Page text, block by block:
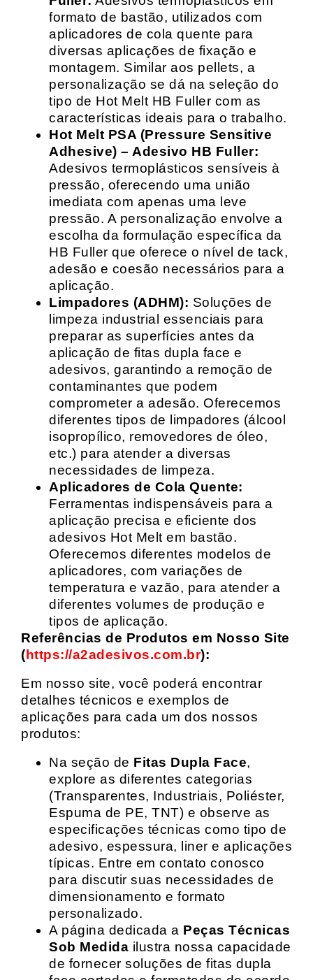
formato de bastão, utilizados com
aplicadores de cola quente para
diversas aplicações de fixação e
montagem. Similar aos pellets, a
personalização se dá na seleção do
tipo de Hot Melt HB Fuller com as
características ideais para o trabalho.
Hot Melt PSA (Pressure Sensitive
Adhesive) – Adesivo HB Fuller:
Adesivos termoplásticos sensíveis à
pressão, oferecendo uma união
imediata com apenas uma leve
pressão. A personalização envolve a
escolha da formulação específica da
HB Fuller que oferece o nível de tack,
adesão e coesão necessários para a
aplicação.
Limpadores (ADHM): Soluções de
limpeza industrial essenciais para
preparar as superfícies antes da
aplicação de fitas dupla face e
adesivos, garantindo a remoção de
contaminantes que podem
comprometer a adesão. Oferecemos
diferentes tipos de limpadores (álcool
isopropílico, removedores de óleo,
etc.) para atender a diversas
necessidades de limpeza.
Aplicadores de Cola Quente:
Ferramentas indispensáveis para a
aplicação precisa e eficiente dos
adesivos Hot Melt em bastão.
Oferecemos diferentes modelos de
aplicadores, com variações de
temperatura e vazão, para atender a
diferentes volumes de produção e
tipos de aplicação.
Referências de Produtos em Nosso Site
(https://a2adesivos.com.br):
Em nosso site, você poderá encontrar
detalhes técnicos e exemplos de
aplicações para cada um dos nossos
produtos:
Na seção de Fitas Dupla Face,
explore as diferentes categorias
(Transparentes, Industriais, Poliéster,
Espuma de PE, TNT) e observe as
especificações técnicas como tipo de
adesivo, espessura, liner e aplicações
típicas. Entre em contato conosco
para discutir suas necessidades de
dimensionamento e formato
personalizado.
A página dedicada a Peças Técnicas
Sob Medida ilustra nossa capacidade
de fornecer soluções de fitas dupla